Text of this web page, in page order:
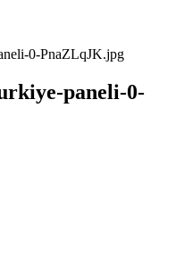
0-PnaZLqJK.jpg
paneli-0-